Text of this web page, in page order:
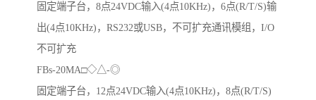
固定端子台，8点24VDC输入(4点10KHz)，6点(R/T/S)输
出(4点10KHz)，RS232或USB，不可扩充通讯模组，I/O
不可扩充
FBs-20MA□◇△-◎
固定端子台，12点24VDC输入(4点10KHz)，8点(R/T/S)